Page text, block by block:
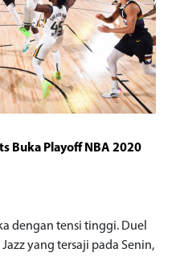
Buka Playoff NBA 2020
dengan tensi tinggi. Duel
yang tersaji pada Senin,